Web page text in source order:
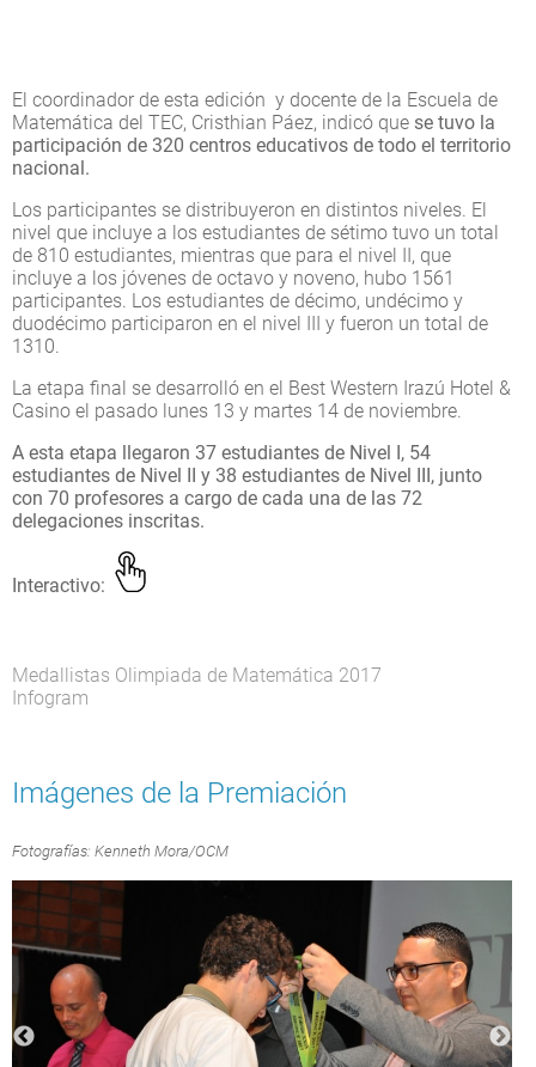
El coordinador de esta edición y docente de la Escuela de
Matemática del TEC, Cristhian Páez, indicó que se tuvo la
participación de 320 centros educativos de todo el territorio
nacional.
Los participantes se distribuyeron en distintos niveles. El
nivel que incluye a los estudiantes de sétimo tuvo un total
de 810 estudiantes, mientras que para el nivel II, que
incluye a los jóvenes de octavo y noveno, hubo 1561
participantes. Los estudiantes de décimo, undécimo y
duodécimo participaron en el nivel III y fueron un total de
1310.
La etapa final se desarrolló en el Best Western Irazú Hotel &
Casino el pasado lunes 13 y martes 14 de noviembre.
A esta etapa llegaron 37 estudiantes de Nivel I, 54
estudiantes de Nivel II y 38 estudiantes de Nivel III, junto
con 70 profesores a cargo de cada una de las 72
delegaciones inscritas.
Interactivo:
Medallistas Olimpiada de Matemática 2017
Infogram
Imágenes de la Premiación
Fotografías: Kenneth Mora/OCM